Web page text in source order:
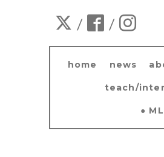
/ /
home news
teach/
●